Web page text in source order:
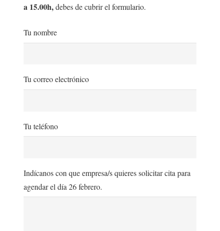
a 15.00h,debes de cubrir el formulario.
Tu nombre
Tu correo electrónico
Tu teléfono
Indícanos con que empresa/s quieres solicitar cita para
agendar el día 26 febrero.